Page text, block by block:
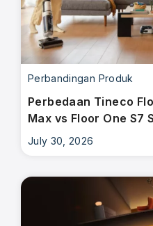
Perbandingan Produk
Perbedaan Tineco
Max vs Floor One S7
July 30, 2026